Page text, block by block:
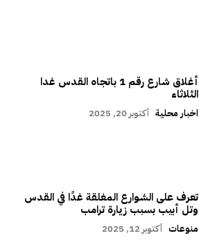
أغلاق شارع رقم 1 باتجاه القدس غدا
الثلاثاء
اخبار محلية أكتوبر 20, 2025
تعرف على الشوارع المغلقة غدًا في القدس
وتل أبيب بسبب زيارة ترامب
منوعات أكتوبر 12, 2025